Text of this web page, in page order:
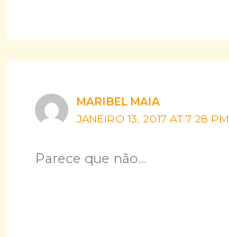
MARIBEL MAIA
JANEIRO 13, 2017 AT 7:28 PM
Parece que não…